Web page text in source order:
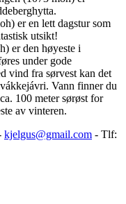
er en lett dagstur som
utsikt!
er den høyeste i
under gode
vind fra sørvest kan det
Vann finner du
100 meter sørøst for
av vinteren.
kjelgus@gmail.com - Tlf: